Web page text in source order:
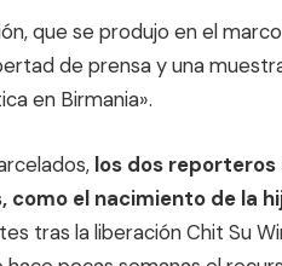
que se produjo en el
de prensa y una
en Birmania».
los dos
el nacimiento de la
tras la liberación Chit Su